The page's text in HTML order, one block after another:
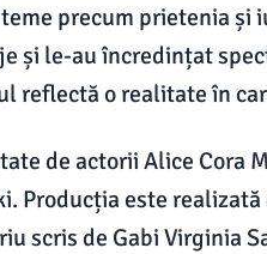
precum prietenia și
și le-au încredințat
reflectă o realitate în
de actorii Alice Cora
Producția este
scris de Gabi Virginia